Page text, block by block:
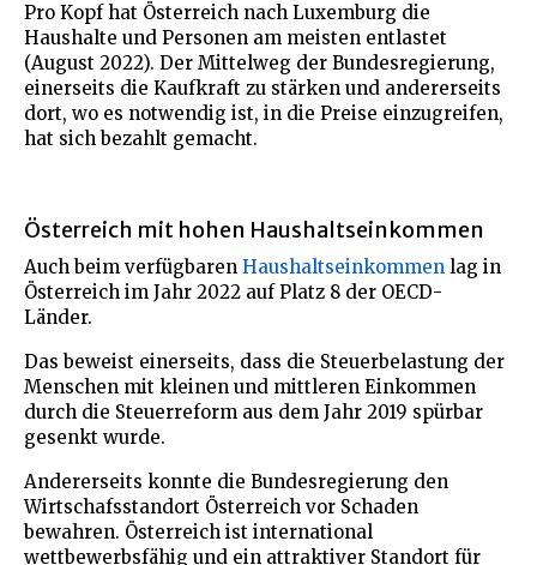
Pro Kopf hat Österreich nach Luxemburg die
Haushalte und Personen am meisten entlastet
(August 2022). Der Mittelweg der Bundesregierung,
einerseits die Kaufkraft zu stärken und andererseits
dort, wo es notwendig ist, in die Preise einzugreifen,
hat sich bezahlt gemacht.
Österreich mit hohen Haushaltseinkommen
Auch beim verfügbaren Haushaltseinkommen lag in
Österreich im Jahr 2022 auf Platz 8 der OECD-
Länder.
Das beweist einerseits, dass die Steuerbelastung der
Menschen mit kleinen und mittleren Einkommen
durch die Steuerreform aus dem Jahr 2019 spürbar
gesenkt wurde.
Andererseits konnte die Bundesregierung den
Wirtschafsstandort Österreich vor Schaden
bewahren. Österreich ist international
wettbewerbsfähig und ein attraktiver Standort für